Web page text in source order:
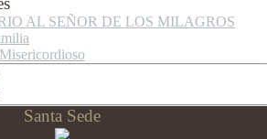
AL SEÑOR DE LOS MILAGROS
Santa Sede